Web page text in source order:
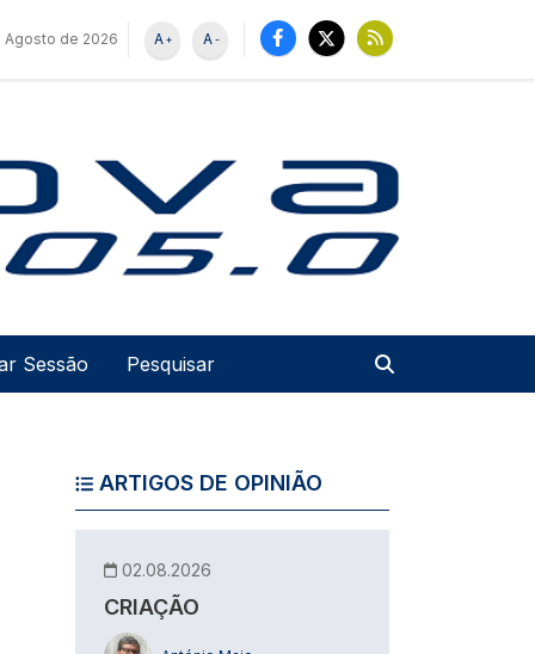
de 2026 -
A
+
A
de utilizador
Sessão
ARTIGOS DE OPINIÃO
02.08.2026
CRIAÇÃO